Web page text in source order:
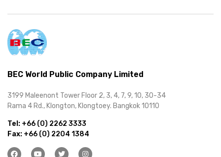
BEC World Public Company Limited
3199 Maleenont Tower Floor 2, 3, 4, 7, 9, 10, 30-34
Rama 4 Rd., Klongton, Klongtoey. Bangkok 10110
Tel: +66 (0) 2262 3333
Fax: +66 (0) 2204 1384